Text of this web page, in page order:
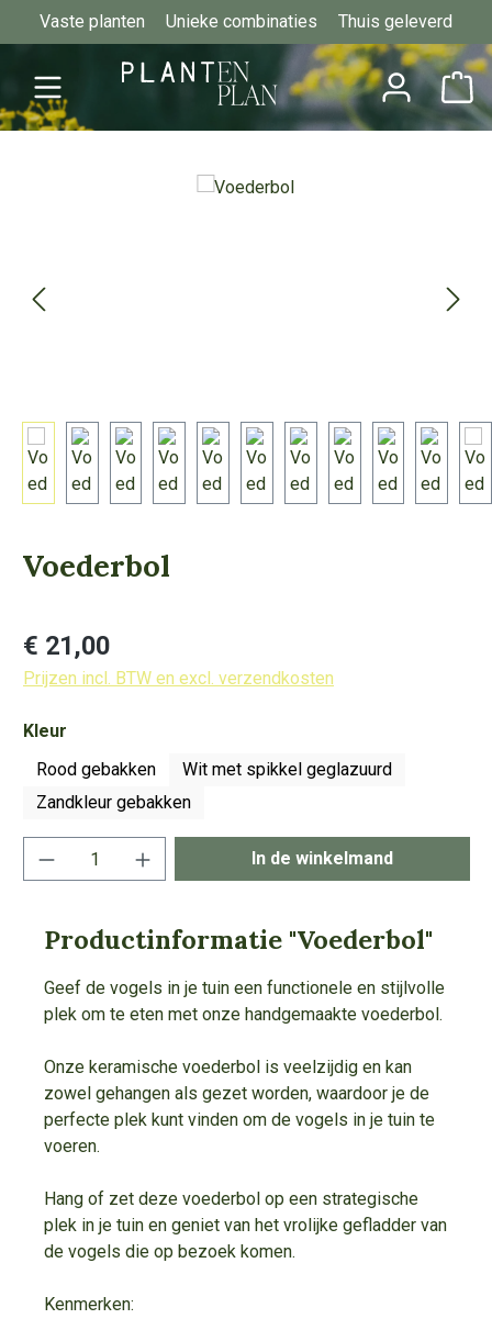
Ga naar de hoofdinhoud
Vaste planten Unieke combinaties Thuis geleverd
Afbeeldingengalerij overslaan
Voederbol
Normale prijs:
€ 21,00
Prijzen incl. BTW en excl. verzendkosten
Selecteer
Kleur
Rood gebakken
Wit met spikkel geglazuurd
Zandkleur gebakken
Producthoeveelheid: Voer de gewenste
In de winkelmand
Productinformatie "Voederbol"
Geef de vogels in je tuin een functionele en stijlvolle
plek om te eten met onze handgemaakte voederbol.
Onze keramische voederbol is veelzijdig en kan
zowel gehangen als gezet worden, waardoor je de
perfecte plek kunt vinden om de vogels in je tuin te
voeren.
Hang of zet deze voederbol op een strategische
plek in je tuin en geniet van het vrolijke gefladder van
de vogels die op bezoek komen.
Kenmerken: